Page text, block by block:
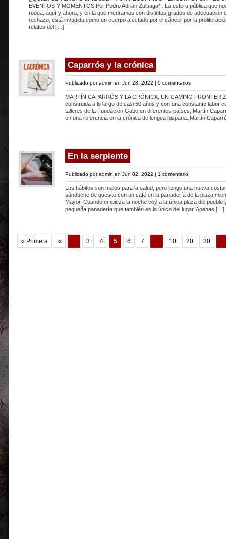
EVENTOS Y MOMENTOS Por Pedro Adrián Zuluaga* . La esfera pública que
rodea, aquí y ahora, y en la que medramos con distintos grados de adecuación
rechazo, está invadida como un cuerpo afectado por el cáncer por la
relatos del […]
Caparrós y la crónica
Publicado poradmin en Jun 28, 2022 | 0 comentarios
MARTÍN CAPARRÓS Y LA CRÓNICA, UN CAMINO
construida a lo largo de casi 50 años y con una constante labor
talleres de la Fundación Gabo en diferentes países, Martín
en una referencia en la crónica de lengua hispana. Martín
En la serpiente
Publicado poradmin en Jun 02, 2022 | 1 comentario
Los hábitos son malos para la salud, pero tengo una nueva
sánduche de quesito con un café en la panadería de la plaza
Mayor. Cuando empieza la noche voy a la única plaza del pueblo
pequeña panadería que también es la única del lugar. Apenas […]
« Primera « ... 3 4 5 6 7 ... 10 20 30 ...